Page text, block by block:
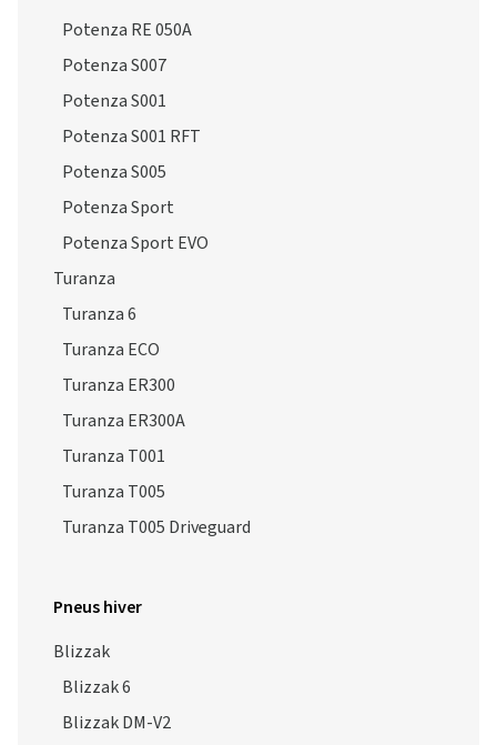
Potenza RE 050A
Potenza S007
Potenza S001
Potenza S001 RFT
Potenza S005
Potenza Sport
Potenza Sport EVO
Turanza
Turanza 6
Turanza ECO
Turanza ER300
Turanza ER300A
Turanza T001
Turanza T005
Turanza T005 Driveguard
Pneus hiver
Blizzak
Blizzak 6
Blizzak DM-V2